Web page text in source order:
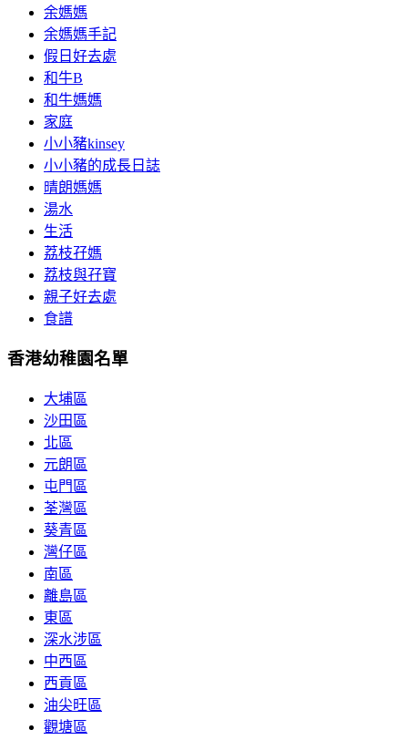
余媽媽
余媽媽手記
假日好去處
和牛B
和牛媽媽
家庭
小小豬kinsey
小小豬的成長日誌
晴朗媽媽
湯水
生活
荔枝孖媽
荔枝與孖寶
親子好去處
食譜
香港幼稚園名單
大埔區
沙田區
北區
元朗區
屯門區
荃灣區
葵青區
灣仔區
南區
離島區
東區
深水涉區
中西區
西貢區
油尖旺區
觀塘區